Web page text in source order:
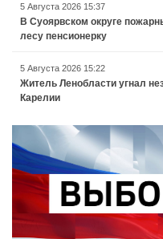
5 Августа 2026 15:37
В Суоярвском округе
лесу пенсионерку
5 Августа 2026 15:22
Житель Ленобласти угнал
Карелии